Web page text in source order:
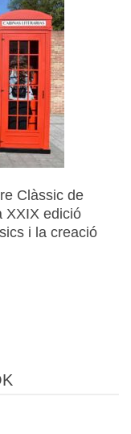
Clàssic de
XXIX edició
i la creació